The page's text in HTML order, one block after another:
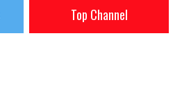
Top Channel